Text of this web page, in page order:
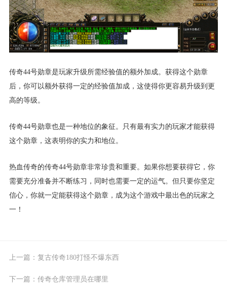
传奇44号勋章是玩家升级所需经验值的额外加成。获得这个勋章
后，你可以额外获得一定的经验值加成，这使得你更容易升级到更
高的等级。
传奇44号勋章也是一种地位的象征。只有最有实力的玩家才能获得
这个勋章，这表明你的实力和地位。
热血传奇的传奇44号勋章非常珍贵和重要。如果你想要获得它，你
需要充分准备并不断练习，同时也需要一定的运气。但只要你坚定
信心，你就一定能获得这个勋章，成为这个游戏中最出色的玩家之
一！
上一篇： 复古传奇180打怪不爆东西
下一篇： 传奇仓库管理员在哪里